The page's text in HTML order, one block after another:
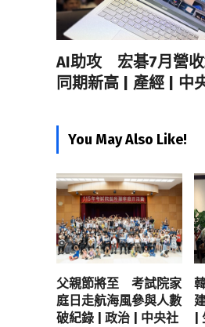
AI助攻 宏碁7月營收
同期新高 | 產經 | 中
You May Also Like!
父親節將至 考試院家
庭日走航海風參與人數
破紀錄 | 政治 | 中央社